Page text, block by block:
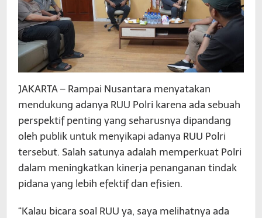
JAKARTA – Rampai Nusantara menyatakan
mendukung adanya RUU Polri karena ada sebuah
perspektif penting yang seharusnya dipandang
oleh publik untuk menyikapi adanya RUU Polri
tersebut. Salah satunya adalah memperkuat Polri
dalam meningkatkan kinerja penanganan tindak
pidana yang lebih efektif dan efisien.
“Kalau bicara soal RUU ya, saya melihatnya ada